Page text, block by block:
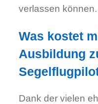
verlassen können.
Was kostet
Ausbildung
Dank der vielen